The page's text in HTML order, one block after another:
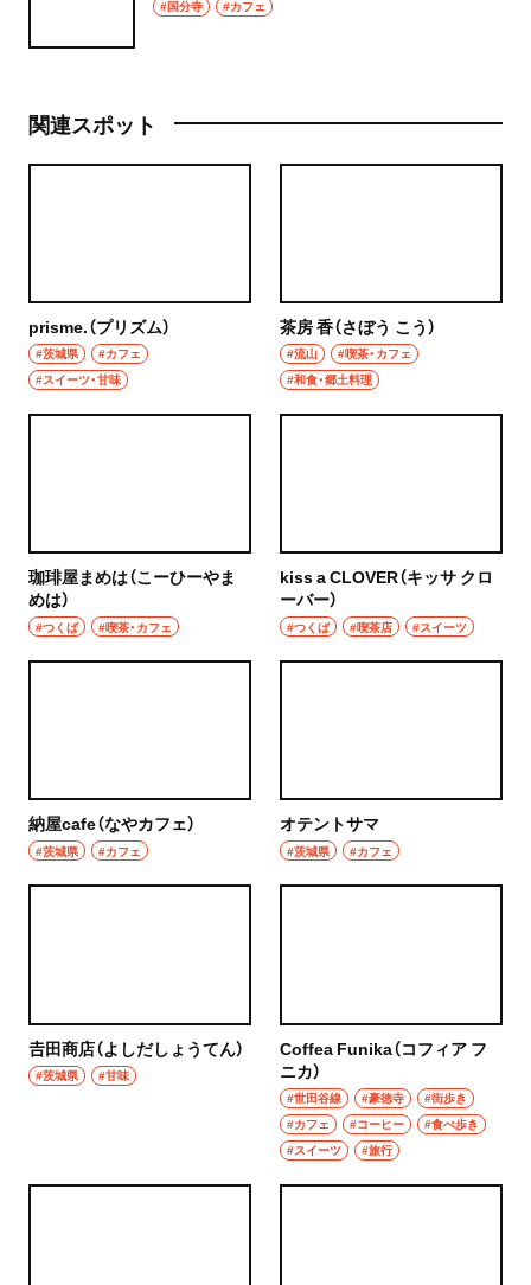
#国分寺 #カフェ
関連スポット
prisme.（プリズム）
#茨城県
#カフェ
#スイーツ・甘味
茶房 香（さぼう こう）
#流山
#喫茶・カフェ
#和食・郷土料理
珈琲屋まめは（こーひーやま
めは）
#つくば #喫茶・カフェ
kiss a CLOVER（キッサ クロ
ーバー）
#つくば #喫茶店 #スイーツ
納屋cafe（なやカフェ）
#茨城県 #カフェ
オテントサマ
#茨城県 #カフェ
𠮷田商店（よしだしょうてん）
#茨城県 #甘味
Coffea Funika（コフィア フ
ニカ）
#世田谷線 #豪徳寺
#街歩き
#カフェ
#コーヒー
#食べ歩き
#スイーツ
#旅行